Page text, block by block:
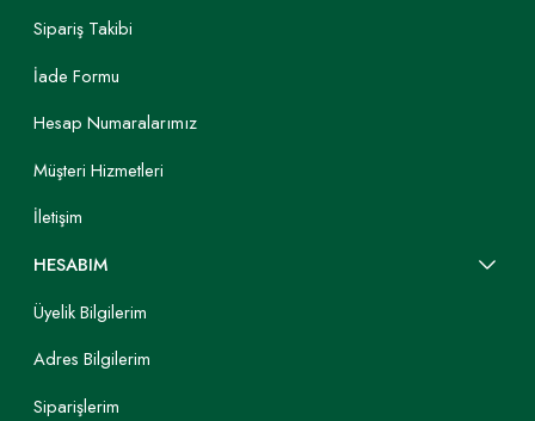
Sipariş Takibi
İade Formu
Hesap Numaralarımız
Müşteri Hizmetleri
İletişim
HESABIM
Üyelik Bilgilerim
Adres Bilgilerim
Siparişlerim